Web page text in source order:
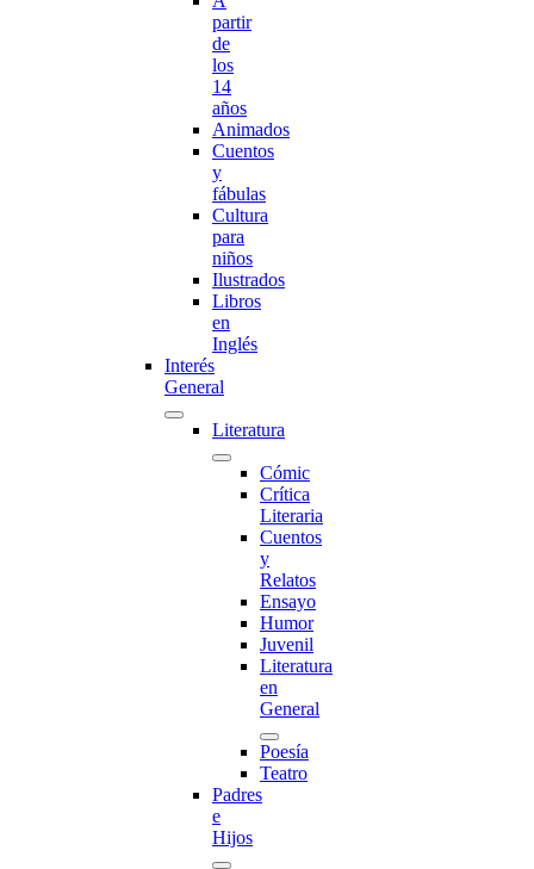
partir
de
los
14
años
Animados
Cuentos
y
fábulas
Cultura
para
niños
Ilustrados
Libros
en
Inglés
Interés
General
Literatura
Cómic
Crítica
Literaria
Cuentos
y
Relatos
Ensayo
Humor
Juvenil
Literatura
en
General
Poesía
Teatro
Padres
e
Hijos